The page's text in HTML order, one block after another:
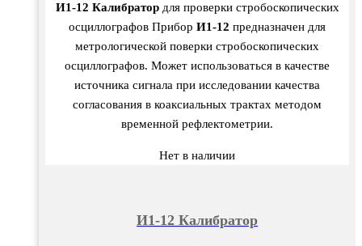
И1-12 Калибратордля проверки стробоскопических
осциллографов Прибор И1-12 предназначен для
метрологической поверки cтробоскопических
осциллографов. Может использоваться в качестве
источника сигнала при исследовании качества
согласования в коаксиальных трактах методом
временной рефлектометрии.
Нет в наличии
И1-12 Калибратор